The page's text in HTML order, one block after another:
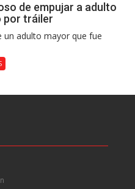
de empujar a adulto
por tráiler
un adulto mayor que fue